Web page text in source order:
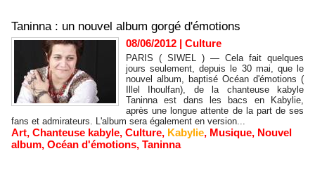
Taninna : un nouvel album gorgé d'émotions
08/06/2012 | Culture
PARIS ( SIWEL ) — Cela fait quelques
jours seulement, depuis le 30 mai, que le
nouvel album, baptisé Océan d'émotions (
Illel Ihoulfan), de la chanteuse kabyle
Taninna est dans les bacs en Kabylie,
après une longue attente de la part de ses
fans et admirateurs. L'album sera également en version...
Art, Chanteuse kabyle, Culture, Kabylie, Musique, Nouvel
album, Océan d'émotions, Taninna